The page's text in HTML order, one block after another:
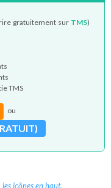
gratuitement sur TMS)
TMS
ou
les icônes en haut.